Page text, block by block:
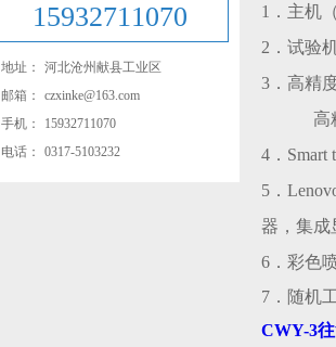
15932711070
地址：
河北沧州献县工业区
邮箱：
czxinke@163.com
手机：
15932711070
电话：
0317-5103232
1．主机
2．试验
3．高精
高
4．Smart
5．
器，集成
6． 彩色
7．随机
CWY-3